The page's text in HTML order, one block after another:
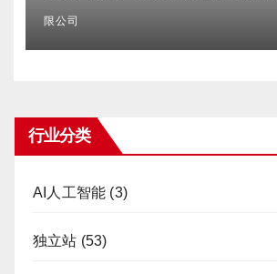
限公司
行业分类
AI人工智能 (3)
独立站 (53)